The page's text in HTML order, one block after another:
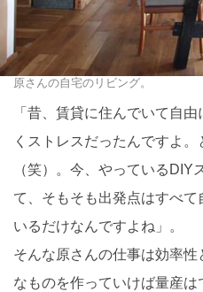
原さんの自宅のリビング。
「昔、賃貸に住んでいて自
くストレスだったんですよ
（笑）。今、やっているDIY
て、そもそも出発点はすべ
いるだけなんですよね」。
そんな原さんの仕事は効率
なものを作っていけば量産